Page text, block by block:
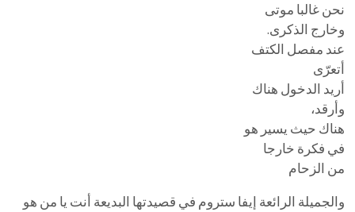
نحن غالبا موتى
وخارج الذكرى.
عند مفصل الكتف
أتعرّى
أريد الدخول هناك
وأرقد،
هناك حيث يسير هو
في فكرة خارجا
من الزحام
والجميلة الرائعة إيفا ستروم في قصيدتها البديعة أنت يا من هو